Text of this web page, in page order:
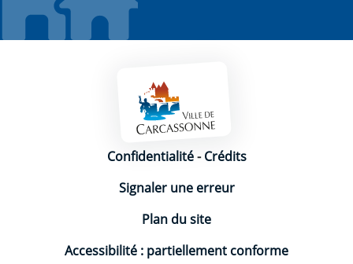
Mentions légales
Confidentialité-Crédits
Signaler une erreur
Plan du site
Accessibilité : partiellement conforme